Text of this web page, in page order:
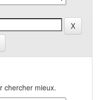
chercher mieux.